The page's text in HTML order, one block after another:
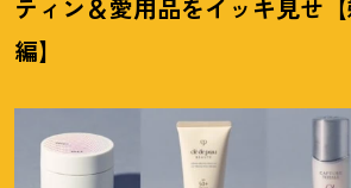
ティン＆愛用品をイッキ見せ
編】